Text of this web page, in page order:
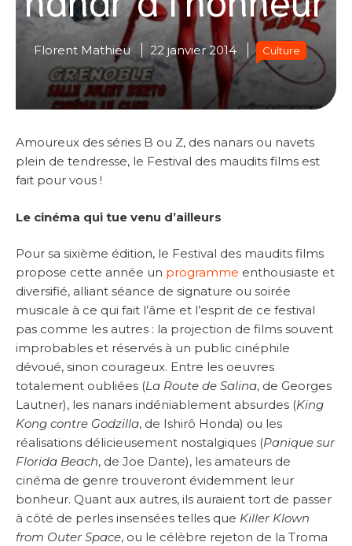
Florent Mathieu 22 janvier 2014 Culture
Amoureux des séries B ou Z, des nanars ou navets
plein de tendresse, le Festival des maudits films est
fait pour vous !
Le cinéma qui tue venu d’ailleurs
Pour sa sixième édition, le Festival des maudits films
propose cette année un programme enthousiaste et
diversifié, alliant séance de signature ou soirée
musicale à ce qui fait l’âme et l’esprit de ce festival
pas comme les autres : la projection de films souvent
improbables et réservés à un public cinéphile
dévoué, sinon courageux. Entre les oeuvres
totalement oubliées (La Route de Salina, de Georges
Lautner), les nanars indéniablement absurdes (King
Kong contre Godzilla, de Ishirô Honda) ou les
réalisations délicieusement nostalgiques (Panique sur
Florida Beach, de Joe Dante), les amateurs de
cinéma de genre trouveront évidemment leur
bonheur. Quant aux autres, ils auraient tort de passer
à côté de perles insensées telles que Killer Klown
from Outer Space, ou le célèbre rejeton de la Troma